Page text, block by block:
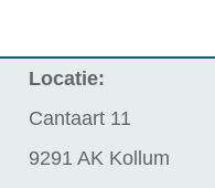
Locatie:
Cantaart 11
9291 AK Kollum